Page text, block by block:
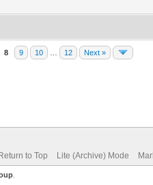
8 9 10 12 Next »
to Top Lite (Archive) Mode